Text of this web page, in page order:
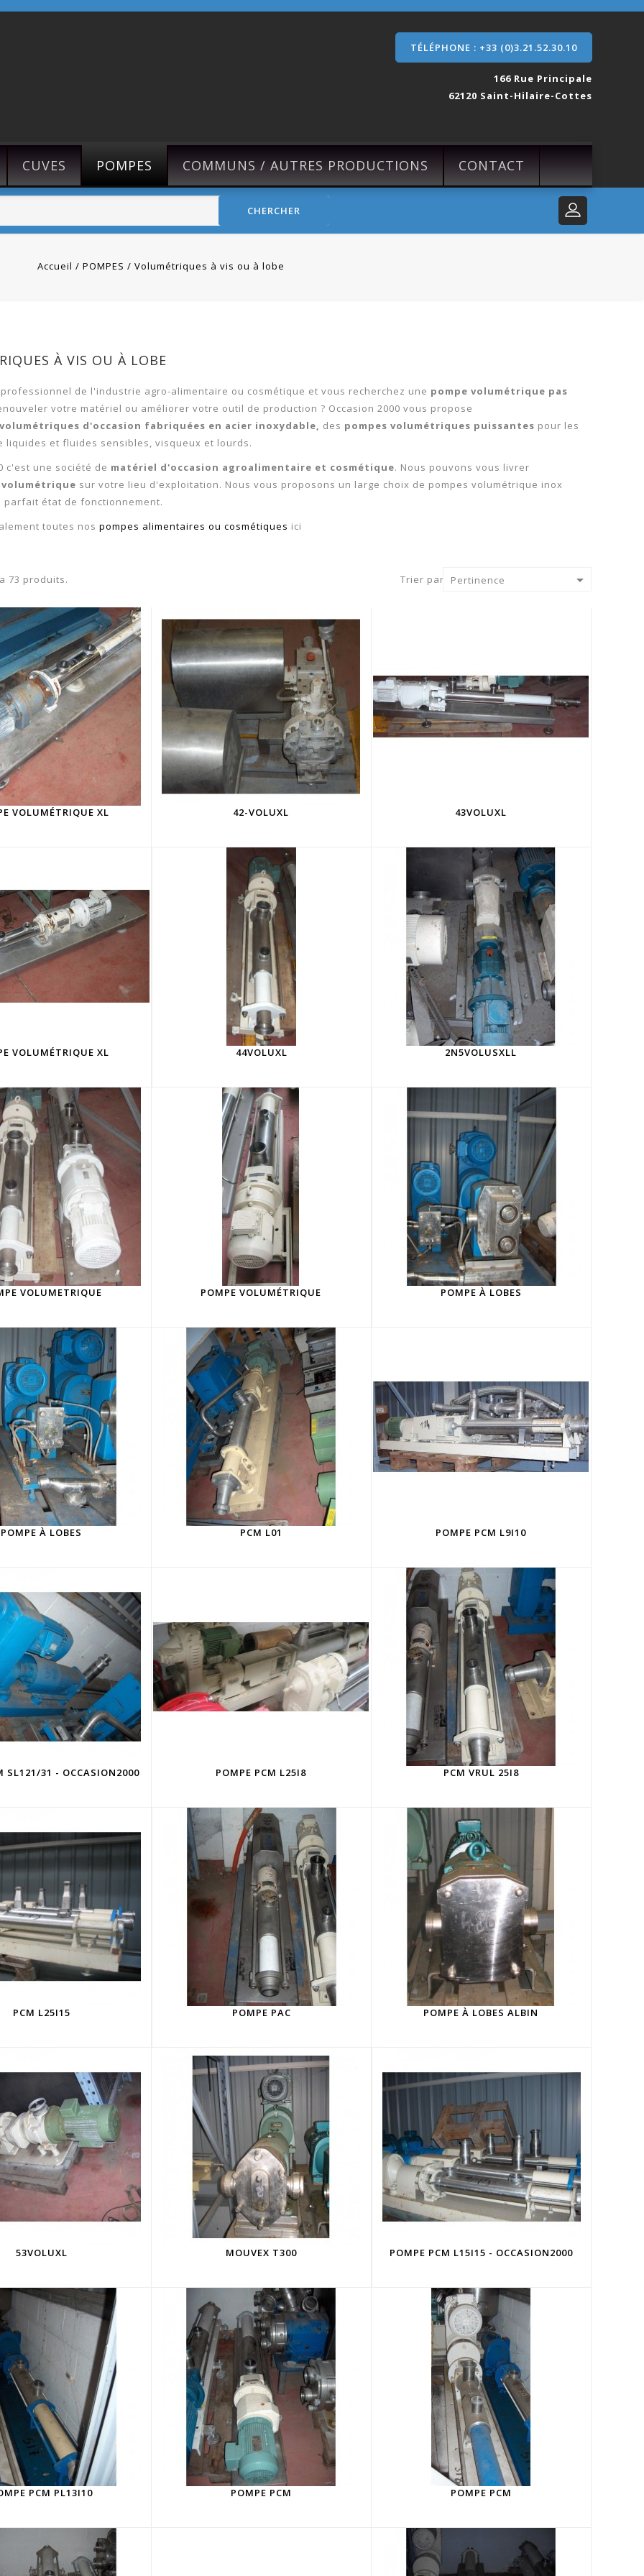
TÉLÉPHONE : +33 (0)3.21.52.30.10
166 Rue Principale
62120 Saint-Hilaire-Cottes
CUVES POMPES COMMUNS / AUTRES PRODUCTIONS CONTACT
CHERCHER
Accueil POMPES Volumétriques à vis ou à lobe
À VIS OU À LOBE
de l'industrie agro-alimentaire ou cosmétique et vous recherchez une pompe volumétrique pas
votre matériel ou améliorer votre outil de production ? Occasion 2000 vous propose
d'occasion fabriquées en acier inoxydable, des pompes volumétriques puissantes pour les
liquides et fluides sensibles, visqueux et lourds.
c'est une société de matériel d'occasion agroalimentaire et cosmétique. Nous pouvons vous livrer
volumétrique sur votre lieu d'exploitation. Nous vous proposons un large choix de pompes volumétrique inox
parfait état de fonctionnement.
toutes nos pompes alimentaires ou cosmétiques ici
73 produits. Trier par : Pertinence 
VOLUMÉTRIQUE XL 42-VOLUXL 43VOLUXL
VOLUMÉTRIQUE XL 44VOLUXL 2N5VOLUSXLL
VOLUMETRIQUE POMPE VOLUMÉTRIQUE POMPE À LOBES
POMPE À LOBES PCM L01 POMPE PCM L9I10
SL121/31 - OCCASION2000 POMPE PCM L25I8 PCM VRUL 25I8
PCM L25I15 POMPE PAC POMPE À LOBES ALBIN
53VOLUXL MOUVEX T300 POMPE PCM L15I15 - OCCASION2000
PCM PL13I10 POMPE PCM POMPE PCM